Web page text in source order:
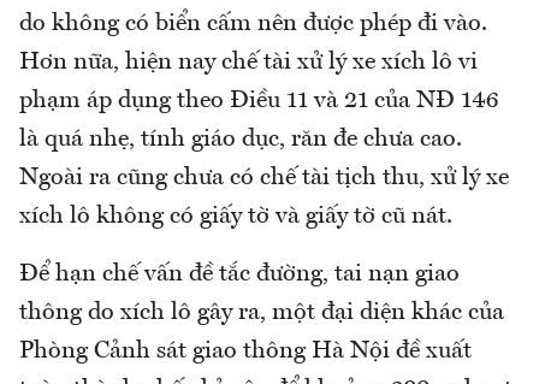
do không có biển cấm nên được phép đi vào.
Hơn nữa, hiện nay chế tài xử lý xe xích lô vi
phạm áp dụng theo Điều 11 và 21 của NĐ 146
là quá nhẹ, tính giáo dục, răn đe chưa cao.
Ngoài ra cũng chưa có chế tài tịch thu, xử lý xe
xích lô không có giấy tờ và giấy tờ cũ nát.
Để hạn chế vấn đề tắc đường, tai nạn giao
thông do xích lô gây ra, một đại diện khác của
Phòng Cảnh sát giao thông Hà Nội đề xuất